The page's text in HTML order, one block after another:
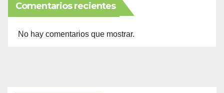
Comentarios recientes
No hay comentarios que mostrar.